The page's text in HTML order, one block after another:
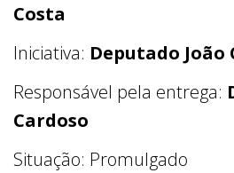
Costa
Iniciativa: Deputado João
Responsável pela entrega:
Cardoso
Situação: Promulgado